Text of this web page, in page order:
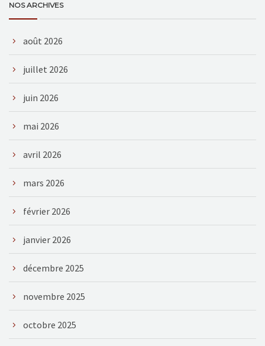
NOS ARCHIVES
août 2026
juillet 2026
juin 2026
mai 2026
avril 2026
mars 2026
février 2026
janvier 2026
décembre 2025
novembre 2025
octobre 2025